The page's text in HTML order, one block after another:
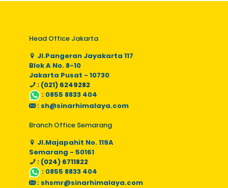
Head Office Jakarta
Jl.Pangeran Jayakarta 117
Blok A No. 8-10
Jakarta Pusat - 10730
: (021) 6249282
: 0855 8833 404
: sh@sinarhimalaya.com
Branch Office Semarang
Jl.Majapahit No. 119A
Semarang - 50161
: (024) 6711822
: 0855 8833 404
: shsmr@sinarhimalaya.com